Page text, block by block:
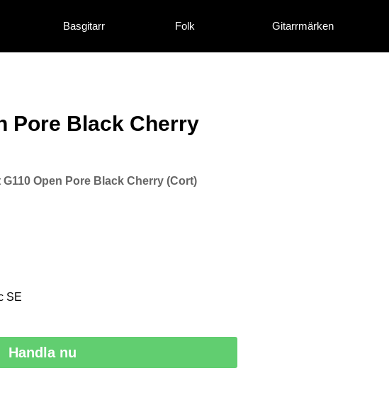
Basgitarr Folk Gitarrmärken
Pore Black Cherry
G110 Open Pore Black Cherry (Cort)
SE
Handla nu